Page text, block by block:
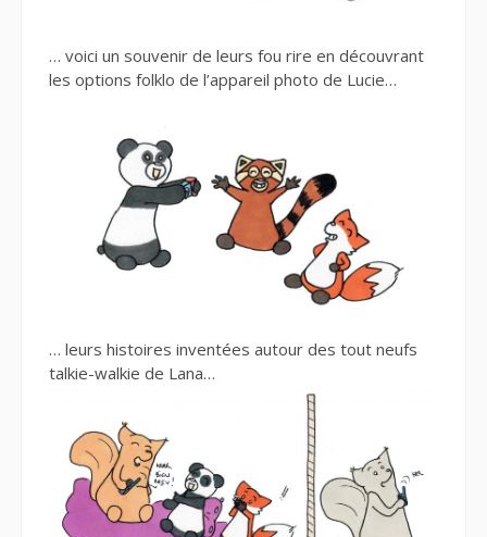
… voici un souvenir de leurs fou rire en découvrant
les options folklo de l’appareil photo de Lucie…
… leurs histoires inventées autour des tout neufs
talkie-walkie de Lana…